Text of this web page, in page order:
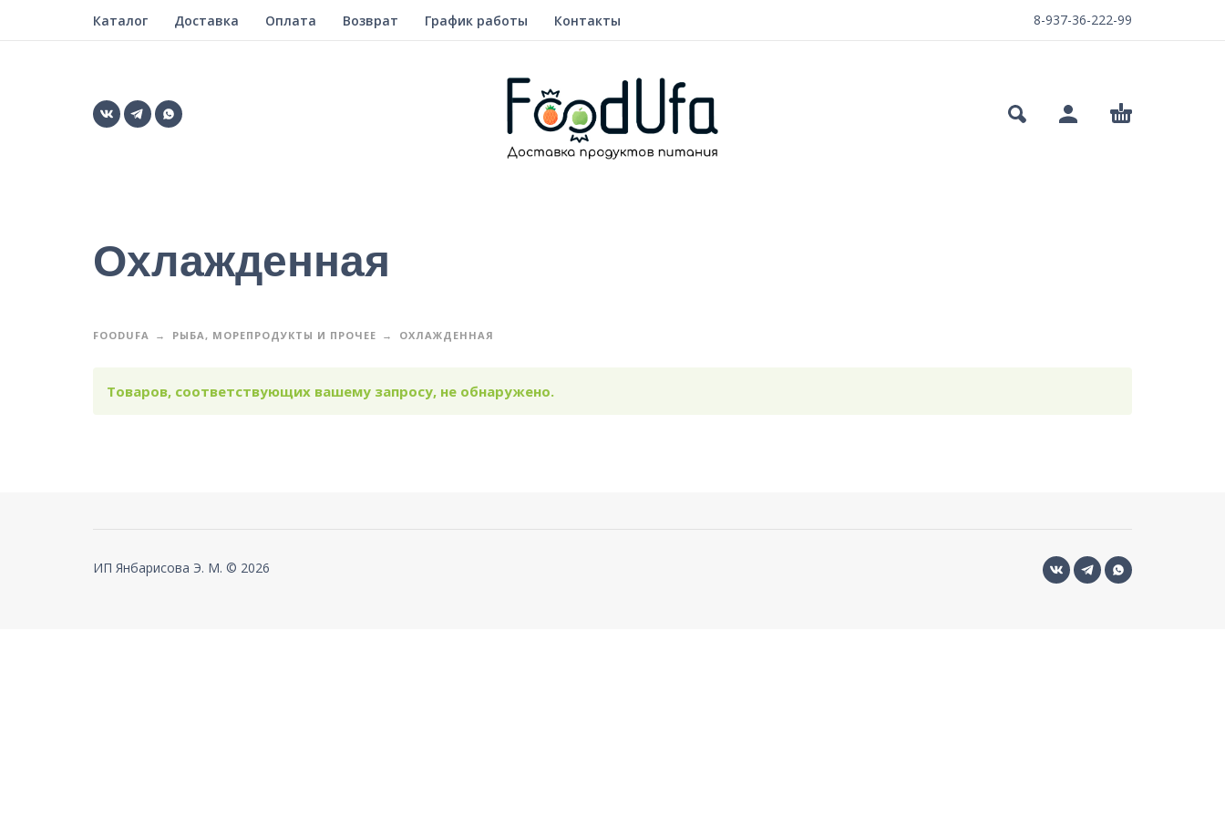
Каталог Доставка Оплата Возврат График работы Контакты 8-937-36-222-99
Охлажденная
FOODUFA РЫБА, МОРЕПРОДУКТЫ И ПРОЧЕЕ ОХЛАЖДЕННАЯ
Товаров, соответствующих вашему запросу, не обнаружено.
ИП Янбарисова Э. М. © 2026